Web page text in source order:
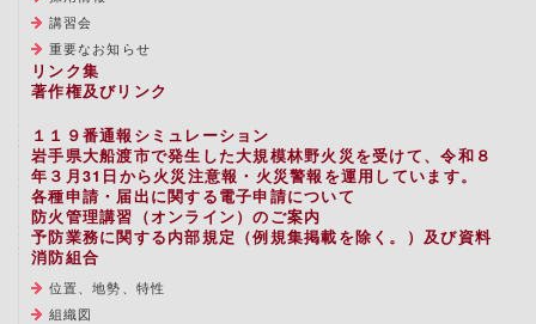
講習会
重要なお知らせ
リンク集
著作権及びリンク
１１９番通報シミュレーション
岩手県大船渡市で発生した大規模林野火災を受けて、令和８
年３月31日から火災注意報・火災警報を運用しています。
各種申請・届出に関する電子申請について
防火管理講習（オンライン）のご案内
予防業務に関する内部規定（例規集掲載を除く。）及び資料
消防組合
位置、地勢、特性
組織図